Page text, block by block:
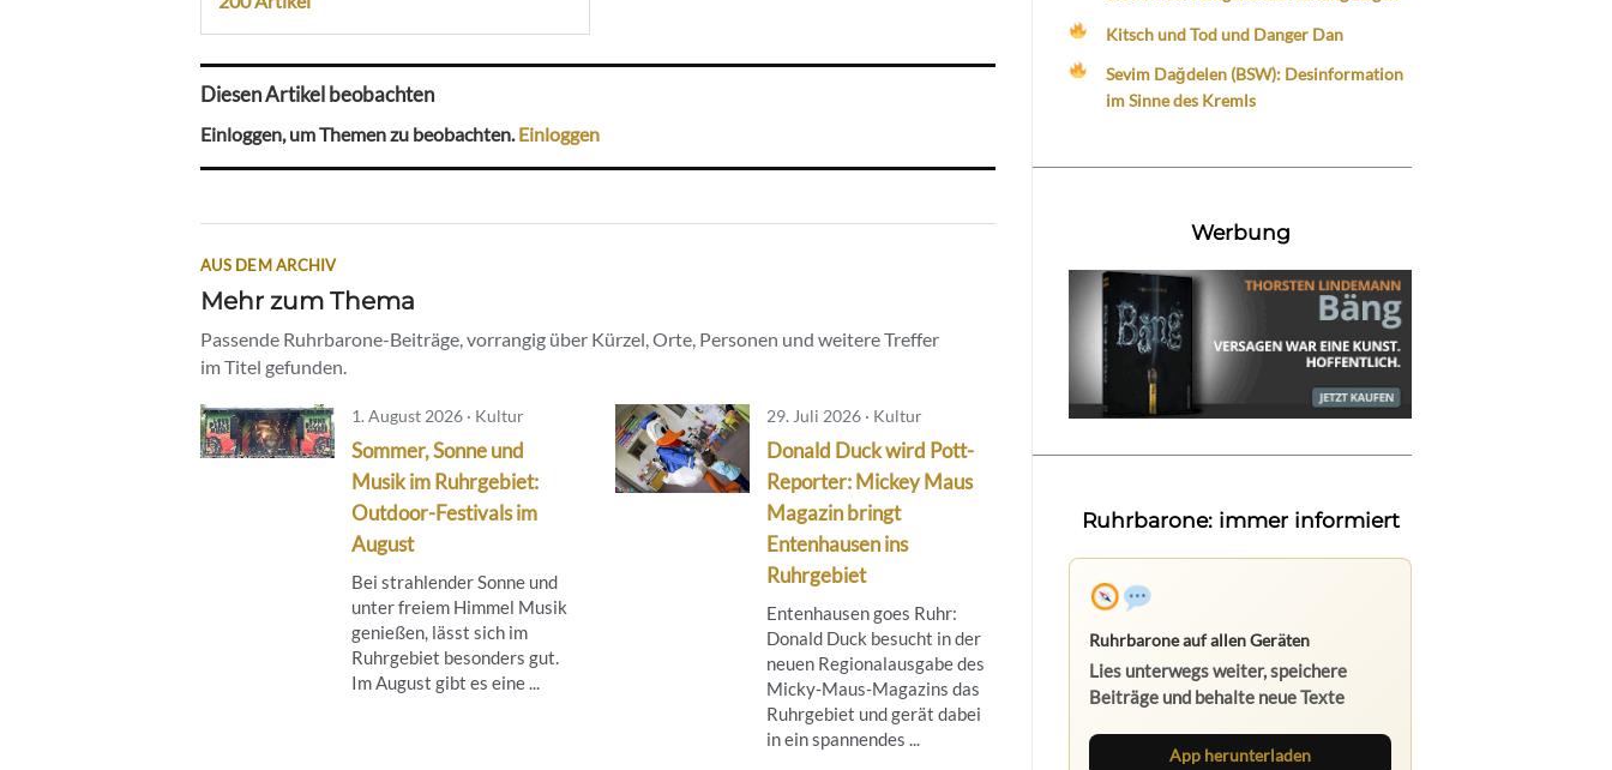
Diesen Artikel beobachten
Einloggen, um Themen zu beobachten.Einloggen
AUS DEM ARCHIV
Mehr zum Thema
Passende Ruhrbarone-Beiträge, vorrangig über Kürzel, Orte, Personen und weitere Treffer
im Titel gefunden.
1. August 2026 · Kultur
Sommer, Sonne und
Musik im Ruhrgebiet:
Outdoor-Festivals im
August
Bei strahlender Sonne und
unter freiem Himmel Musik
genießen, lässt sich im
Ruhrgebiet besonders gut.
Im August gibt es eine ...
29. Juli 2026 · Kultur
Donald Duck wird Pott-
Reporter: Mickey Maus
Magazin bringt
Entenhausen ins
Ruhrgebiet
Entenhausen goes Ruhr:
Donald Duck besucht in der
neuen Regionalausgabe des
Micky‑Maus‑Magazins das
Ruhrgebiet und gerät dabei
in ein spannendes ...
Kitsch und Tod und Danger Dan
Sevim Dağdelen (BSW): Desinformation
im Sinne des Kremls
Werbung
Ruhrbarone: immer informiert
Ruhrbarone auf allen Geräten
Lies unterwegs weiter, speichere
Beiträge und behalte neue Texte
App herunterladen